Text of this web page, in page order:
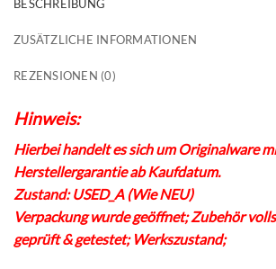
BESCHREIBUNG
ZUSÄTZLICHE INFORMATIONEN
REZENSIONEN (0)
Hinweis:
Hierbei handelt es sich um Originalware
Herstellergarantie ab Kaufdatum.
Zustand: USED_A (Wie NEU)
Verpackung wurde geöffnet; Zubehör
geprüft & getestet; Werkszustand;